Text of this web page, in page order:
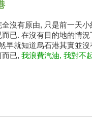
沒有原由, 只是前一天
已. 在沒有目的地的情
早就知道烏石港其實並
而已, 我浪費汽油, 我對不